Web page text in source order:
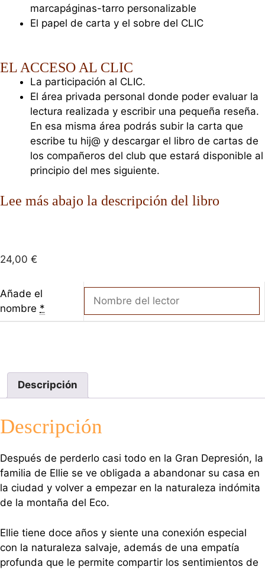
marcapáginas-tarro personalizable
El papel de carta y el sobre del CLIC
EL ACCESO AL CLIC
La participación al CLIC.
El área privada personal donde poder evaluar la
lectura realizada y escribir una pequeña reseña.
En esa misma área podrás subir la carta que
escribe tu hij@ y descargar el libro de cartas de
los compañeros del club que estará disponible al
principio del mes siguiente.
Lee más abajo la descripción del libro
24,00 €
Añade el
nombre *
Descripción
Descripción
Después de perderlo casi todo en la Gran Depresión, la
familia de Ellie se ve obligada a abandonar su casa en
la ciudad y volver a empezar en la naturaleza indómita
de la montaña del Eco.
Ellie tiene doce años y siente una conexión especial
con la naturaleza salvaje, además de una empatía
profunda que le permite compartir los sentimientos de